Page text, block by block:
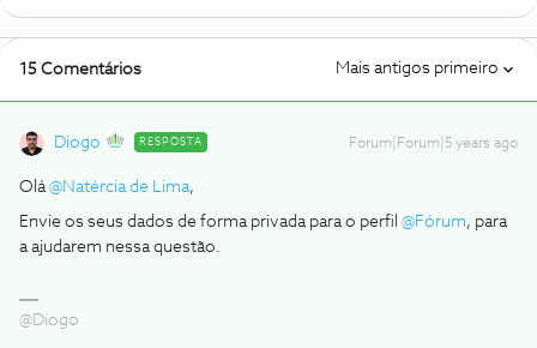
15 Comentários Mais antigos primeiro
Diogo RESPOSTA Forum|Forum|5 years ago
Olá@Natércia de Lima,
Envie os seus dados de forma privada para o perfil @Fórum, para
a ajudarem nessa questão.
@Diogo